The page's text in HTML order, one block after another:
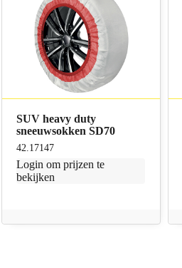
SUV heavy duty
sneeuwsokken SD70
42.17147
Login om prijzen te
bekijken